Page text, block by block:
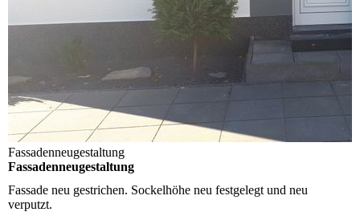
Fassadenneugestaltung
Fassadenneugestaltung
Fassade neu gestrichen. Sockelhöhe neu festgelegt und neu
verputzt.